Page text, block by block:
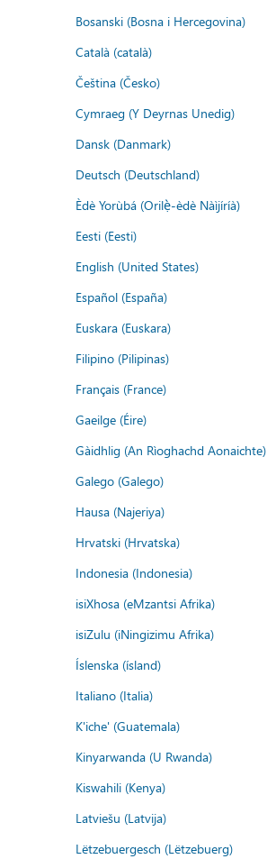
Bosanski (Bosna i Hercegovina)
Català (català)
Čeština (Česko)
Cymraeg (Y Deyrnas Unedig)
Dansk (Danmark)
Deutsch (Deutschland)
Èdè Yorùbá (Orilẹ̀-èdè Nàìjíríà)
Eesti (Eesti)
English (United States)
Español (España)
Euskara (Euskara)
Filipino (Pilipinas)
Français (France)
Gaeilge (Éire)
Gàidhlig (An Rìoghachd Aonaichte)
Galego (Galego)
Hausa (Najeriya)
Hrvatski (Hrvatska)
Indonesia (Indonesia)
isiXhosa (eMzantsi Afrika)
isiZulu (iNingizimu Afrika)
Íslenska (ísland)
Italiano (Italia)
K'iche' (Guatemala)
Kinyarwanda (U Rwanda)
Kiswahili (Kenya)
Latviešu (Latvija)
Lëtzebuergesch (Lëtzebuerg)